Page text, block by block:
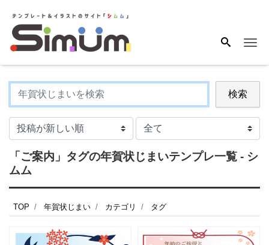
検索
「ご案内」タグの年賀状じまいテンプレ一覧 - シ
ムム
TOP 年賀状じまい カテゴリ タグ